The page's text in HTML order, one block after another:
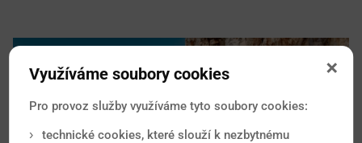
Využíváme soubory cookies
Pro provoz služby využíváme tyto soubory cookies:
technické cookies, které slouží k nezbytnému